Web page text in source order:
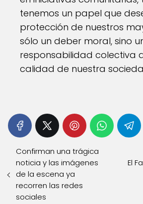
tenemos un papel que
protección de nuestros
sólo un deber moral, sino
responsabilidad colectiva
calidad de nuestra
Confirman una trágica
noticia y las imágenes
de la escena ya
recorren las redes
sociales
El